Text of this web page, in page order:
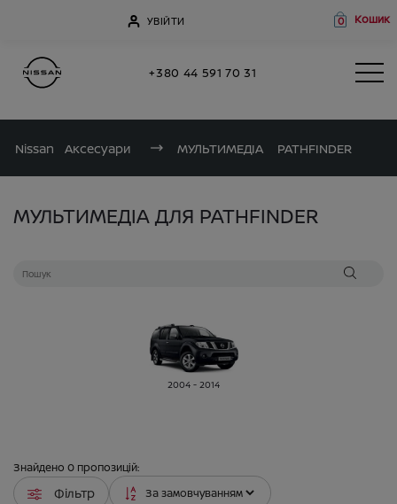
УВІЙТИ 0 Кошик
+380 44 591 70 31
Nissan Аксесуари МУЛЬТИМЕДІА PATHFINDER
МУЛЬТИМЕДІА ДЛЯ PATHFINDER
2004 - 2014
Знайдено 0 пропозицій:
Фільтр